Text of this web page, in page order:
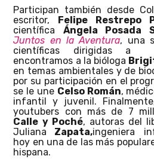
Participan también desde
escritor, Felipe Restrepo
científica Ángela Posada
Juntos en la Aventura, una
científicas dirigidas a
encontramos a la bióloga
en temas ambientales y de
por su participación en el
se le une Celso Román,
infantil y juvenil.
youtubers con más de 7
Calle y Poché, autoras del
Juliana Zapata,ingeniera
hoy en una de las más
hispana.